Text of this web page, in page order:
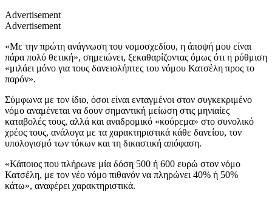
Advertisement
Advertisement
«Με την πρώτη ανάγνωση του νομοσχεδίου, η άποψή μου είναι
πάρα πολύ θετική», σημειώνει, ξεκαθαρίζοντας όμως ότι η ρύθμιση
«μιλάει μόνο για τους δανειολήπτες του νόμου Κατσέλη προς το
παρόν».
Σύμφωνα με τον ίδιο, όσοι είναι ενταγμένοι στον συγκεκριμένο
νόμο αναμένεται να δουν σημαντική μείωση στις μηνιαίες
καταβολές τους, αλλά και αναδρομικό «κούρεμα» στο συνολικό
χρέος τους, ανάλογα με τα χαρακτηριστικά κάθε δανείου, τον
υπολογισμό των τόκων και τη δικαστική απόφαση.
«Κάποιος που πλήρωνε μία δόση 500 ή 600 ευρώ στον νόμο
Κατσέλη, με τον νέο νόμο πιθανόν να πληρώνει 40% ή 50%
κάτω», αναφέρει χαρακτηριστικά.